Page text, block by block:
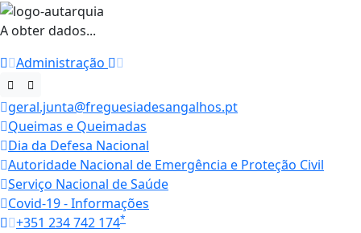
A obter dados...
Administração
geral.junta@freguesiadesangalhos.pt
Queimas e Queimadas
Dia da Defesa Nacional
Autoridade Nacional de Emergência e Proteção Civil
Serviço Nacional de Saúde
Covid-19 - Informações
+351 234 742 174*